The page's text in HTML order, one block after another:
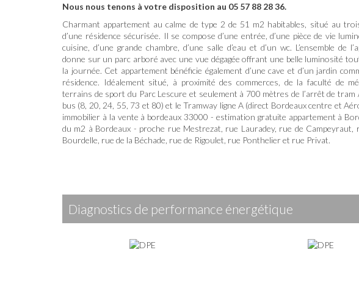
Nous nous tenons à votre disposition au 05 57 88 28 36.
Charmant appartement au calme de type 2 de 51 m2 habitables, situé au
d’une résidence sécurisée. Il se compose d’une entrée, d’une pièce de vie
cuisine, d’une grande chambre, d’une salle d’eau et d’un wc. L’ensemble de
donne sur un parc arboré avec une vue dégagée offrant une belle luminosité
la journée. Cet appartement bénéficie également d’une cave et d’un jardin
résidence. Idéalement situé, à proximité des commerces, de la faculté de
terrains de sport du Parc Lescure et seulement à 700 mètres de l’arrêt de tram
bus (8, 20, 24, 55, 73 et 80) et le Tramway ligne A (direct Bordeaux centre et
immobilier à la vente à bordeaux 33000 - estimation gratuite appartement à
du m2 à Bordeaux - proche rue Mestrezat, rue Lauradey, rue de Campeyraut,
Bourdelle, rue de la Béchade, rue de Rigoulet, rue Ponthelier et rue Privat.
diagnostics de performance énergétique